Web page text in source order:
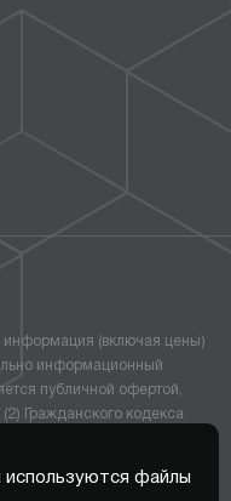
используются файлы
(включая цены)
информационный
публичной офертой,
Гражданского кодекса